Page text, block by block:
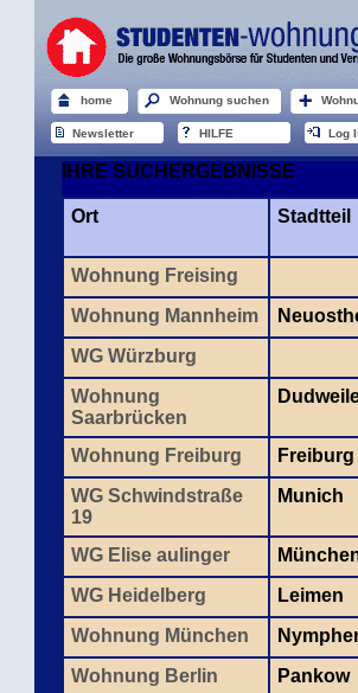
home Wohnung suchen
Newsletter HILFE Log
IHRE SUCHERGEBNISSE
Ort Stadtteil
Wohnung Freising
Wohnung Mannheim
WG Würzburg
Wohnung
Saarbrücken
Wohnung Freiburg
Freiburg
WG Schwindstraße
19
Munich
WG Elise aulinger
WG Heidelberg
Leimen
Wohnung München
Wohnung Berlin
Pankow